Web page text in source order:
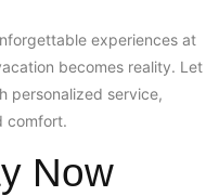
experiences at
becomes reality. Let
personalized service,
comfort.
Now